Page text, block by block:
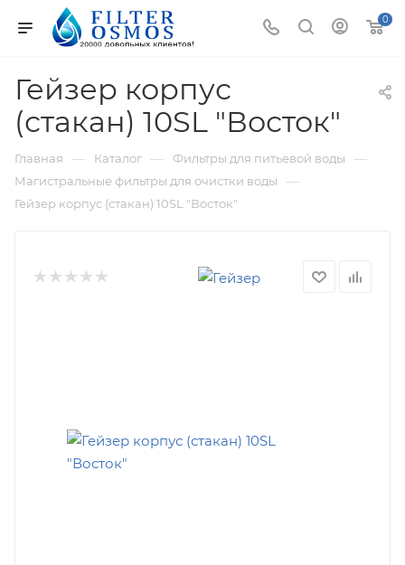
0
Гейзер корпус
(стакан) 10SL "Восток"
Главная — Каталог — Фильтры для питьевой воды —
Магистральные фильтры для очистки воды —
Гейзер корпус (стакан) 10SL "Восток"